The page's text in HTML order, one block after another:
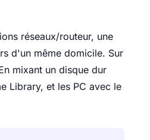
réseaux/routeur, une
d'un même domicile. Sur
mixant un disque dur
Library, et les PC avec le